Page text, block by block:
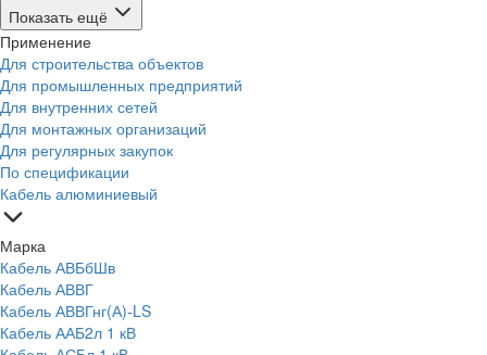
Показать ещё
Применение
Для строительства объектов
Для промышленных предприятий
Для внутренних сетей
Для монтажных организаций
Для регулярных закупок
По спецификации
Кабель алюминиевый
Марка
Кабель АВБбШв
Кабель АВВГ
Кабель АВВГнг(А)-LS
Кабель ААБ2л 1 кВ